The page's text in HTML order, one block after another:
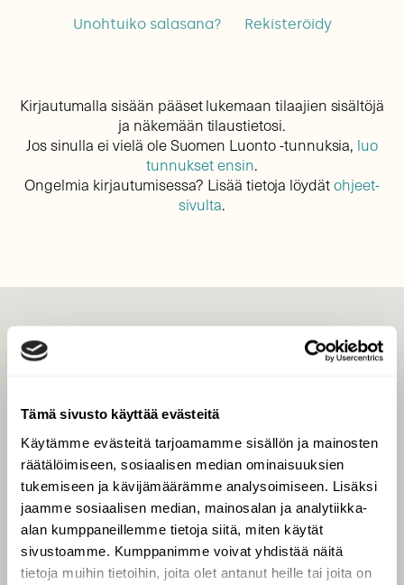
Tämä sivusto käyttää evästeitä
Käytämme evästeitä tarjoamamme sisällön ja mainosten
räätälöimiseen, sosiaalisen median ominaisuuksien
tukemiseen ja kävijämäärämme analysoimiseen. Lisäksi
jaamme sosiaalisen median, mainosalan ja analytiikka-
alan kumppaneillemme tietoja siitä, miten käytät
sivustoamme. Kumppanimme voivat yhdistää näitä
tietoja muihin tietoihin, joita olet antanut heille tai joita on
Unohtuiko salasana? Rekisteröidy
Kirjautumalla sisään pääset lukemaan tilaajien sisältöjä
ja näkemään tilaustietosi.
Jos sinulla ei vielä ole Suomen Luonto -tunnuksia, luo
tunnukset ensin.
Ongelmia kirjautumisessa? Lisää tietoja löydätohjeet-
sivulta.
Tilaa digilukuoikeus
Äänestä parasta juttua
Tilaa uutiskirje
SUOMEN LUONNON­
SUOJELU­LIITTO